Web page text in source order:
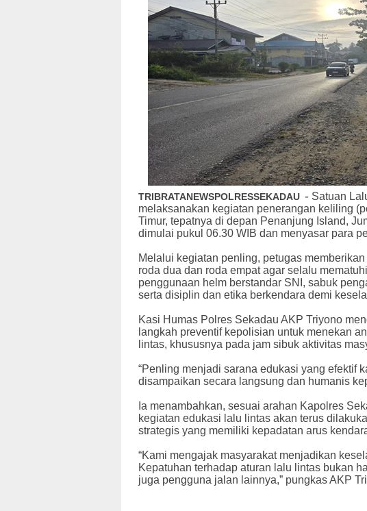
TRIBRATANEWSPOLRESSEKADAU - Satuan
melaksanakan kegiatan penerangan keliling
Timur, tepatnya di depan Penanjung Island,
dimulai pukul 06.30 WIB dan menyasar para
Melalui kegiatan penling, petugas
roda dua dan roda empat agar selalu
penggunaan helm berstandar SNI, sabuk
serta disiplin dan etika berkendara demi
Kasi Humas Polres Sekadau AKP Triyono
langkah preventif kepolisian untuk menekan
lintas, khususnya pada jam sibuk aktivitas
“Penling menjadi sarana edukasi yang efektif
disampaikan secara langsung dan humanis
Ia menambahkan, sesuai arahan Kapolres
kegiatan edukasi lalu lintas akan terus
strategis yang memiliki kepadatan arus
“Kami mengajak masyarakat menjadikan
Kepatuhan terhadap aturan lalu lintas bukan
juga pengguna jalan lainnya,” pungkas AKP